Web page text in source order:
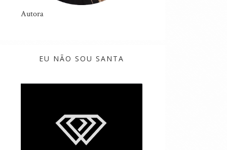
Autora
EU NÃO SOU SANTA